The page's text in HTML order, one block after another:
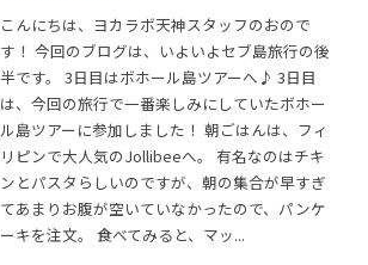
こんにちは、ヨカラボ天神スタッフのおので
す！ 今回のブログは、いよいよセブ島旅行の後
半です。 3日目はボホール島ツアーへ♪ 3日目
は、今回の旅行で一番楽しみにしていたボホー
ル島ツアーに参加しました！ 朝ごはんは、フィ
リピンで大人気のJollibeeへ。 有名なのはチキ
ンとパスタらしいのですが、朝の集合が早すぎ
てあまりお腹が空いていなかったので、パンケ
ーキを注文。 食べてみると、マッ...